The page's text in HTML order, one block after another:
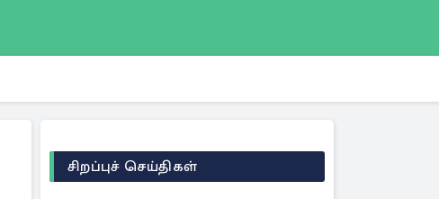
சிறப்புச் செய்திகள்